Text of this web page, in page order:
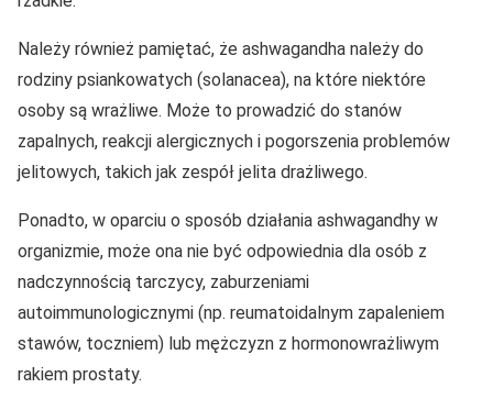
Należy również pamiętać, że ashwagandha należy do
rodziny psiankowatych (solanacea), na które niektóre
osoby są wrażliwe. Może to prowadzić do stanów
zapalnych, reakcji alergicznych i pogorszenia problemów
jelitowych, takich jak zespół jelita drażliwego.
Ponadto, w oparciu o sposób działania ashwagandhy w
organizmie, może ona nie być odpowiednia dla osób z
nadczynnością tarczycy, zaburzeniami
autoimmunologicznymi (np. reumatoidalnym zapaleniem
stawów, toczniem) lub mężczyzn z hormonowrażliwym
rakiem prostaty.